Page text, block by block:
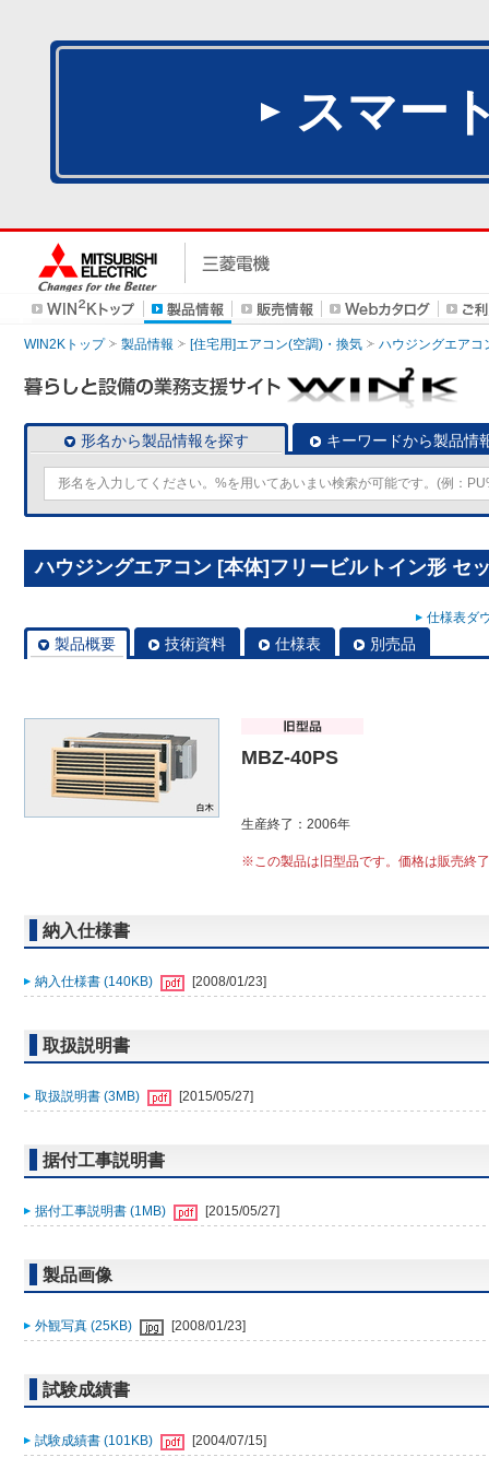
スマー
WIN2Kトップ 製品情報 [住宅用]エアコン(空調)・換気 ハウジングエアコ
形名から製品情報を探す キーワードから製品情
ハウジングエアコン [本体]フリービルトイン形 セ
仕様表ダ
製品概要 技術資料 仕様表 別売品
MBZ-40PS
生産終了：2006年
※この製品は旧型品です。価格は販売終
納入仕様書
納入仕様書 (140KB) [2008/01/23]
取扱説明書
取扱説明書 (3MB) [2015/05/27]
据付工事説明書
据付工事説明書 (1MB) [2015/05/27]
製品画像
外観写真 (25KB) [2008/01/23]
試験成績書
試験成績書 (101KB) [2004/07/15]